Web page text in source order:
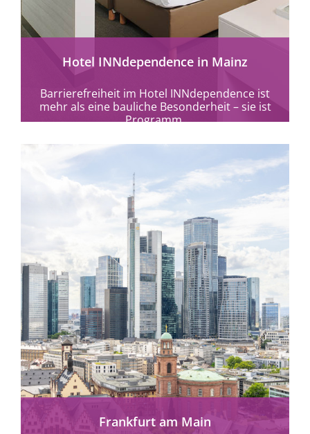
Hotel INNdependence in Mainz
Barrierefreiheit im Hotel INNdependence ist
mehr als eine bauliche Besonderheit – sie ist
Programm.
mehr erfahren
Frankfurt am Main